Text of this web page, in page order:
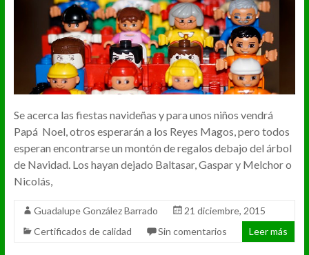
Se acerca las fiestas navideñas y para unos niños vendrá
Papá Noel, otros esperarán a los Reyes Magos, pero todos
esperan encontrarse un montón de regalos debajo del árbol
de Navidad. Los hayan dejado Baltasar, Gaspar y Melchor o
Nicolás,
Guadalupe González Barrado
21 diciembre, 2015
Certificados de calidad
Sin comentarios Leer más